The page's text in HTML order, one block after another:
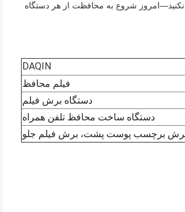
نکنید—امروز شروع به محافظت از هر دستگاه
DAQIN
فیلم محافظ
دستگاه برش فیلم
دستگاه ساخت محافظ تلفن همراه
برچسب پوست پشت، برش فیلم جلو